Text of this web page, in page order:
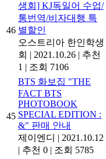
46
생회] KJ독일어 수업/
통번역/비자대행 특
별할인
오스트리아 한인학생
회 | 2021.10.26 | 추천
1 | 조회 7106
45
BTS 화보집 "THE
FACT BTS
PHOTOBOOK
SPECIAL EDITION :
&" 판매 안내
제이엔디 | 2021.10.12
| 추천 0 | 조회 5785